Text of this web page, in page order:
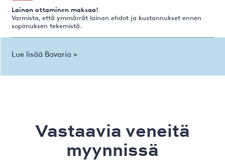
Lainan ottaminen maksaa!
Varmista, että ymmärrät lainan ehdot ja kustannukset ennen
sopimuksen tekemistä.
Lue lisää Bavaria >
Vastaavia veneitä
myynnissä